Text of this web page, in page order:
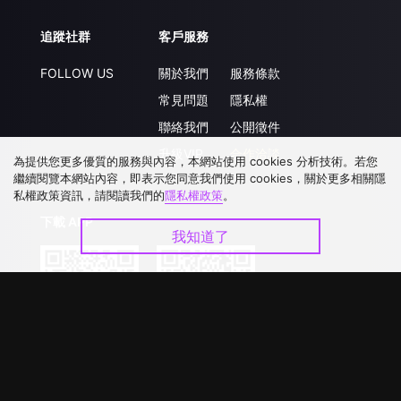
追蹤社群
FOLLOW US
客戶服務
關於我們
常見問題
聯絡我們
升級VIP
服務條款
隱私權
公開徵件
合作洽談
下載 APP
為提供您更多優質的服務與內容，本網站使用 cookies 分析技術。若您
繼續閱覽本網站內容，即表示您同意我們使用 cookies，關於更多相關隱
私權政策資訊，請閱讀我們的隱私權政策。
我知道了